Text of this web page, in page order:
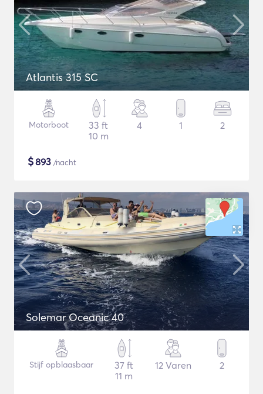
Atlantis 315 SC
Motorboot
33 ft
10 m
4 1 2
$893 /nacht
Solemar Oceanic 40
Stijf opblaasbaar
37 ft
11 m
12 Varen 2